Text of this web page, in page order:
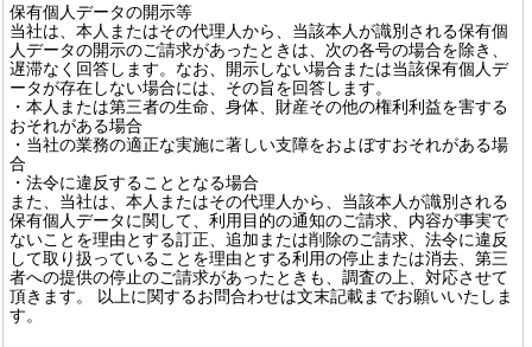
保有個人データの開示等
当社は、本人またはその代理人から、当該本人が識別される保有個
人データの開示のご請求があったときは、次の各号の場合を除き、
遅滞なく回答します。なお、開示しない場合または当該保有個人デ
ータが存在しない場合には、その旨を回答します。
・本人または第三者の生命、身体、財産その他の権利利益を害する
おそれがある場合
・当社の業務の適正な実施に著しい支障をおよぼすおそれがある場
合
・法令に違反することとなる場合
また、当社は、本人またはその代理人から、当該本人が識別される
保有個人データに関して、利用目的の通知のご請求、内容が事実で
ないことを理由とする訂正、追加または削除のご請求、法令に違反
して取り扱っていることを理由とする利用の停止または消去、第三
者への提供の停止のご請求があったときも、調査の上、対応させて
頂きます。 以上に関するお問合わせは文末記載までお願いいたしま
す。